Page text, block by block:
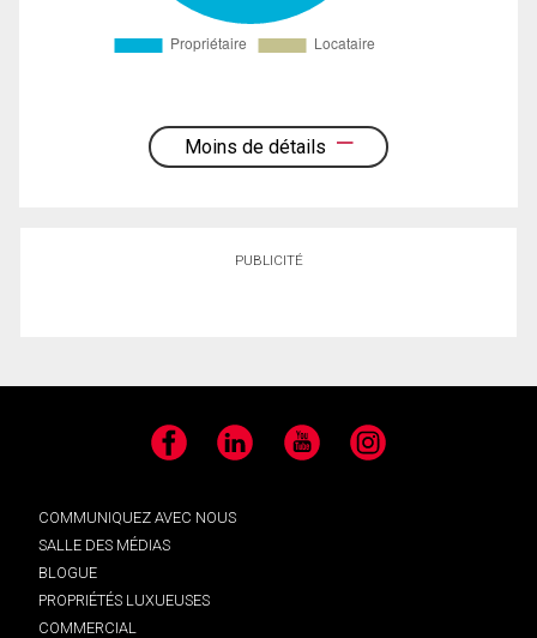
Moins de détails
PUBLICITÉ
Facebook LinkedIn YouTube Instagram
COMMUNIQUEZ AVEC NOUS
SALLE DES MÉDIAS
BLOGUE
PROPRIÉTÉS LUXUEUSES
COMMERCIAL